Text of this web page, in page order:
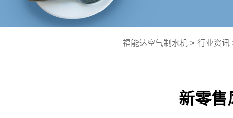
福能达空气制水机 > 行业资讯
新零售